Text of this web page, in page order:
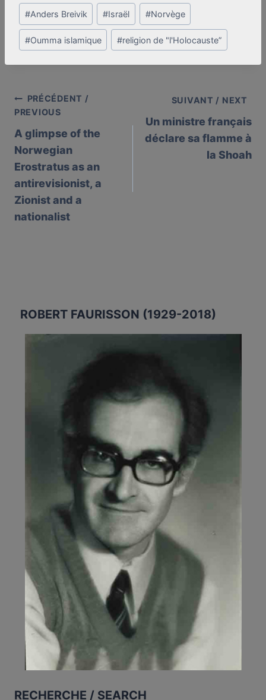
Post
Tags:
#Anders Breivik #Israël #Norvège
#Oumma islamique #religion de "l'Holocauste”
Post
navigation
PRÉCÉDENT /
PREVIOUS
A glimpse of the
Norwegian
Erostratus as an
antirevisionist, a
Zionist and a
nationalist
SUIVANT / NEXT
Un ministre français
déclare sa flamme à
la Shoah
ROBERT FAURISSON (1929-2018)
RECHERCHE / SEARCH